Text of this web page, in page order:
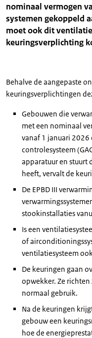
nominaal vermogen
systemen gekoppeld
moet ook dit
keuringsverplichting
Behalve de aangepaste
keuringsverplichtingen
Gebouwen die
met een nominaal
vanaf 1 januari 2026
controlesysteem
apparatuur en stuurt
heeft, vervalt de
De EPBD III
stookinstallaties
Is een
of
ventilatiesysteem
De keuringen gaan
opwekker. Ze
normaal gebruik.
Na de keuringen
gebouw een
hoe de